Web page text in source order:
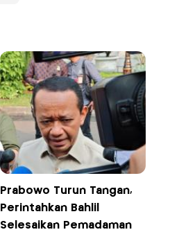
Prabowo Turun Tangan,
Perintahkan Bahlil
Selesaikan Pemadaman